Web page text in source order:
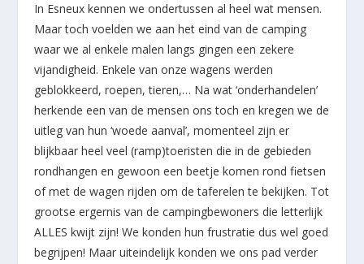
In Esneux kennen we ondertussen al heel wat mensen.
Maar toch voelden we aan het eind van de camping
waar we al enkele malen langs gingen een zekere
vijandigheid. Enkele van onze wagens werden
geblokkeerd, roepen, tieren,… Na wat ‘onderhandelen’
herkende een van de mensen ons toch en kregen we de
uitleg van hun ‘woede aanval’, momenteel zijn er
blijkbaar heel veel (ramp)toeristen die in de gebieden
rondhangen en gewoon een beetje komen rond fietsen
of met de wagen rijden om de taferelen te bekijken. Tot
grootse ergernis van de campingbewoners die letterlijk
ALLES kwijt zijn! We konden hun frustratie dus wel goed
begrijpen! Maar uiteindelijk konden we ons pad verder